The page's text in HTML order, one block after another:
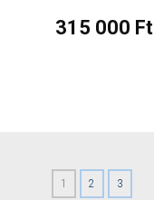
315 000 Ft
1 2 3